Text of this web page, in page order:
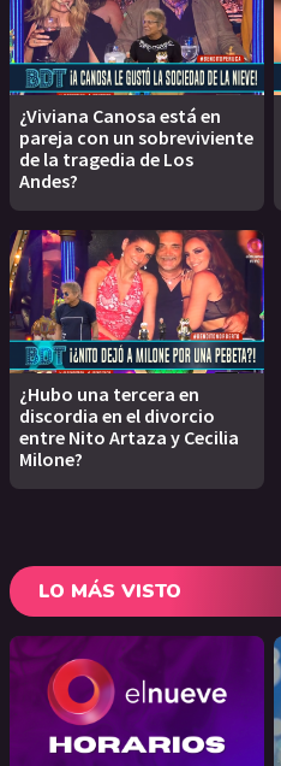
¿Viviana Canosa está en
pareja con un sobreviviente
de la tragedia de Los
Andes?
¿Hubo una tercera en
discordia en el divorcio
entre Nito Artaza y Cecilia
Milone?
LO MÁS VISTO